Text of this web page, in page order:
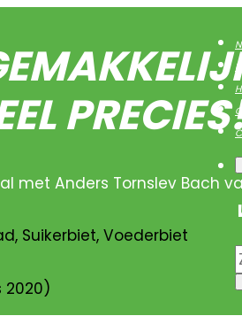
met Anders Tornslev Bach
Suikerbiet, Voederbiet
2020)